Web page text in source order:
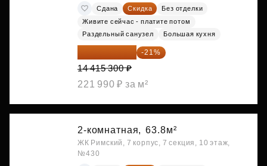
Сдана Скидка
Без отделки
Живите сейчас - платите потом
Раздельный санузел
Большая кухня
11 388 087 ₽ -21%
14 415 300 ₽
221 990 ₽ за м²
2-комнатная, 63.8м²
ЖК Римский, 7 корпус, 7 секция, 10 этаж,
№430